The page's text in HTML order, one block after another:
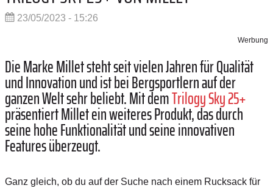
23/05/2023 - 15:26
Werbung
Die Marke Millet steht seit vielen Jahren für Qualität
und Innovation und ist bei Bergsportlern auf der
ganzen Welt sehr beliebt. Mit demTrilogy Sky 25+
präsentiert Millet ein weiteres Produkt, das durch
seine hohe Funktionalität und seine innovativen
Features überzeugt.
Ganz gleich, ob du auf der Suche nach einem Rucksack für